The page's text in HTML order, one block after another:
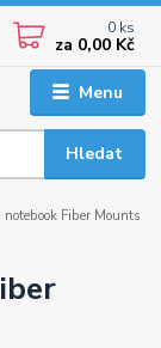
Menu
Hledat
0 ks
za 0,00 Kč
Fiber Mounts